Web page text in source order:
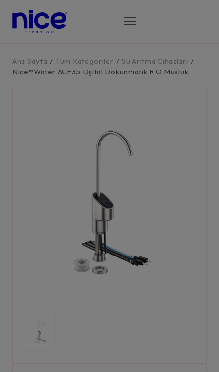
Ana Sayfa / Tüm Kategoriler / Su Arıtma Cihazları /
Nice®Water ACF35 Dijital Dokunmatik R.O Musluk